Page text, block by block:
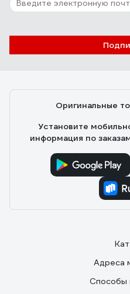
Оригинальные
Установите
информация по
Адреса
Способы